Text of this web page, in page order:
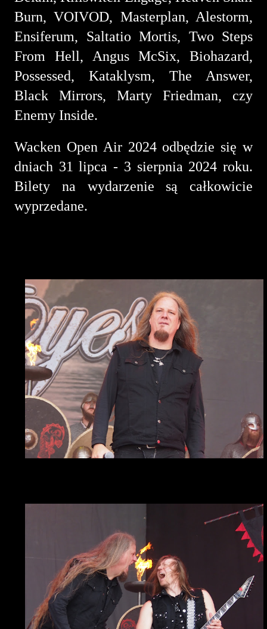
Burn, VOIVOD, Masterplan, Alestorm,
Ensiferum, Saltatio Mortis, Two Steps
From Hell, Angus McSix, Biohazard,
Possessed, Kataklysm, The Answer,
Black Mirrors, Marty Friedman, czy
Enemy Inside.
Wacken Open Air 2024 odbędzie się w
dniach 31 lipca - 3 sierpnia 2024 roku.
Bilety na wydarzenie są całkowicie
wyprzedane.